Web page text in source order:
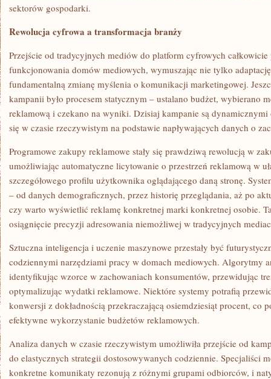
sektorów gospodarki.
Rewolucja cyfrowa a transformacja branży
Przejście od tradycyjnych mediów do platform cyfrowych całkowicie
funkcjonowania domów mediowych, wymuszając nie tylko
fundamentalną zmianę myślenia o komunikacji marketingowej.
kampanii było procesem statycznym – ustalano budżet, wybierano
reklamową i czekano na wyniki. Dzisiaj kampanie są
się w czasie rzeczywistym na podstawie napływających danych o
Programowe zakupy reklamowe stały się prawdziwą rewolucją w
umożliwiając automatyczne licytowanie o przestrzeń reklamową w
szczegółowego profilu użytkownika oglądającego daną stronę.
– od danych demograficznych, przez historię przeglądania, aż po
czy warto wyświetlić reklamę konkretnej marki konkretnej osobie.
osiągnięcie precyzji adresowania niemożliwej w tradycyjnych
Sztuczna inteligencja i uczenie maszynowe przestały być
codziennymi narzędziami pracy w domach mediowych. Algorytmy
identyfikując wzorce w zachowaniach konsumentów, przewidując
optymalizując wydatki reklamowe. Niektóre systemy potrafią
konwersji z dokładnością przekraczającą osiemdziesiąt procent, co
efektywne wykorzystanie budżetów reklamowych.
Analiza danych w czasie rzeczywistym umożliwiła przejście od
do elastycznych strategii dostosowywanych codziennie. Specjaliści
konkretne komunikaty rezonują z różnymi grupami odbiorców, i